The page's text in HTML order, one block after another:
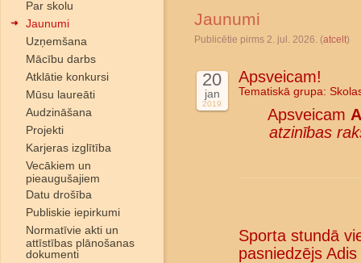
Par skolu
Jaunumi
Uzņemšana
Mācību darbs
Atklātie konkursi
Mūsu laureāti
Audzināšana
Projekti
Karjeras izglītība
Vecākiem un
pieaugušajiem
Datu drošība
Publiskie iepirkumi
Normatīvie akti un
attīstības plānošanas
dokumenti
Jaunumi
Publicētie pirms 2. jul. 2026. (atcelt)
20
jan
2019
Apsveicam!
Tematiskā grupa:
Apsveicam
atzinības
Sporta stundā
pasniedzējs